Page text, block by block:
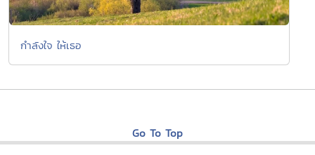
กำลังใจ ให้เธอ
Go To Top